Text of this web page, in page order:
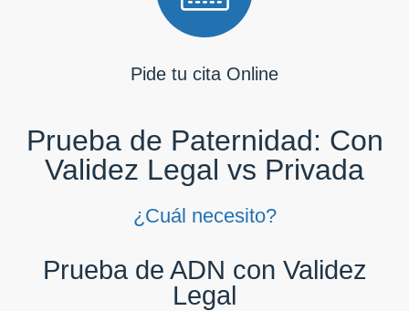
Pide tu cita Online
Prueba de Paternidad: Con
Validez Legal vs Privada
¿Cuál necesito?
Prueba de ADN con Validez
Legal